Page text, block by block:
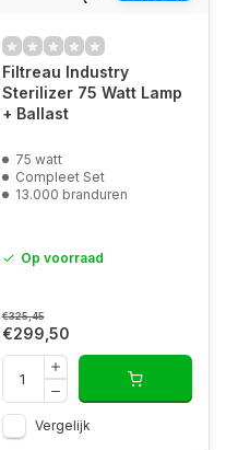
Filtreau Industry
Sterilizer 75 Watt Lamp
+ Ballast
75 watt
Compleet Set
13.000 branduren
Op voorraad
€325,45
€299,50
Vergelijk